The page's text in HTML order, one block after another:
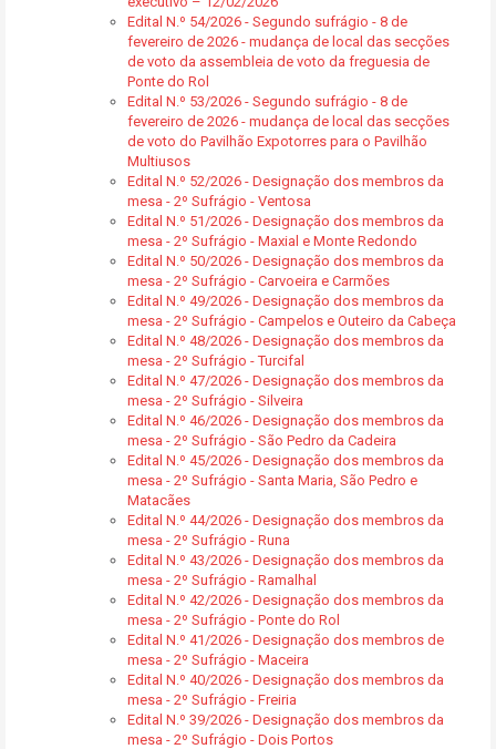
Edital N.º 54/2026 - Segundo sufrágio - 8 de
fevereiro de 2026 - mudança de local das secções
de voto da assembleia de voto da freguesia de
Ponte do Rol
Edital N.º 53/2026 - Segundo sufrágio - 8 de
fevereiro de 2026 - mudança de local das secções
de voto do Pavilhão Expotorres para o Pavilhão
Multiusos
Edital N.º 52/2026 - Designação dos membros da
mesa - 2º Sufrágio - Ventosa
Edital N.º 51/2026 - Designação dos membros da
mesa - 2º Sufrágio - Maxial e Monte Redondo
Edital N.º 50/2026 - Designação dos membros da
mesa - 2º Sufrágio - Carvoeira e Carmões
Edital N.º 49/2026 - Designação dos membros da
mesa - 2º Sufrágio - Campelos e Outeiro da Cabeça
Edital N.º 48/2026 - Designação dos membros da
mesa - 2º Sufrágio - Turcifal
Edital N.º 47/2026 - Designação dos membros da
mesa - 2º Sufrágio - Silveira
Edital N.º 46/2026 - Designação dos membros da
mesa - 2º Sufrágio - São Pedro da Cadeira
Edital N.º 45/2026 - Designação dos membros da
mesa - 2º Sufrágio - Santa Maria, São Pedro e
Matacães
Edital N.º 44/2026 - Designação dos membros da
mesa - 2º Sufrágio - Runa
Edital N.º 43/2026 - Designação dos membros da
mesa - 2º Sufrágio - Ramalhal
Edital N.º 42/2026 - Designação dos membros da
mesa - 2º Sufrágio - Ponte do Rol
Edital N.º 41/2026 - Designação dos membros de
mesa - 2º Sufrágio - Maceira
Edital N.º 40/2026 - Designação dos membros da
mesa - 2º Sufrágio - Freiria
Edital N.º 39/2026 - Designação dos membros da
mesa - 2º Sufrágio - Dois Portos